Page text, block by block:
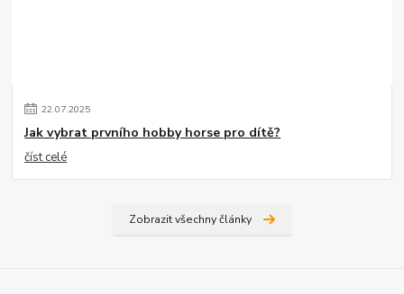
22.07.2025
Jak vybrat prvního hobby horse pro dítě?
číst celé
Zobrazit všechny články